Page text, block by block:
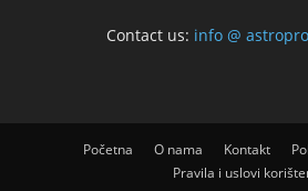
Contact us: info @
Početna O nama Kontakt
Pravila i uslovi